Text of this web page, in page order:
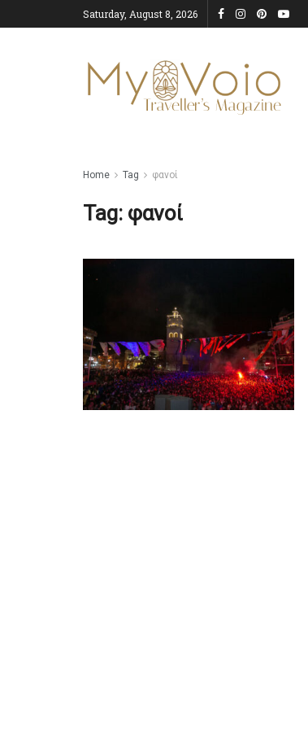
Saturday, August 8, 2026
Home Tag φανοί
Tag: φανοί